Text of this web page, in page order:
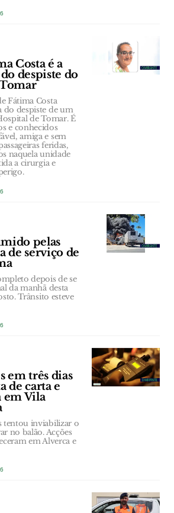
Costa é a
despiste do
Fátima Costa
do despiste de um
de Tomar. É
e conhecidos
amiga e sem
feridas,
naquela unidade
a cirurgia e
pelas
de serviço de
depois de se
da manhã desta
Trânsito esteve
em três dias
de carta e
em Vila
tentou inviabilizar o
no balão. Acções
em Alverca e